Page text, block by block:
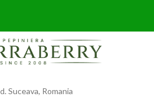
Suceava, Romania